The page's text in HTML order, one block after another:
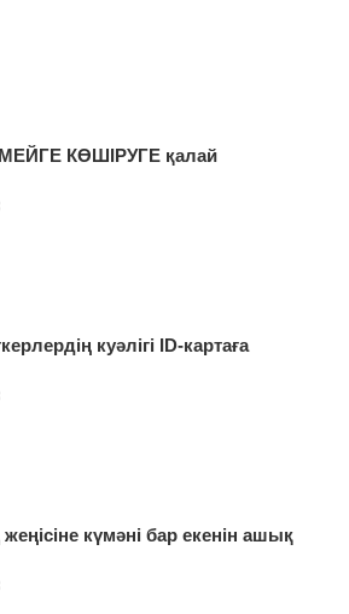
КӨШІРУГЕ қалай
куәлігі ID-картаға
күмәні бар екенін ашық